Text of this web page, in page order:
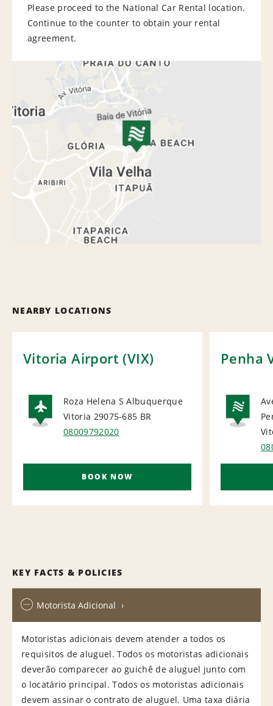
Please proceed to the National Car Rental location.
Continue to the counter to obtain your rental
agreement.
NEARBY LOCATIONS
Vitoria Airport (VIX)
AIRPORT
Roza Helena S Albuquerque
Vitoria 29075-685 BR
08009792020
BOOK NOW
Penha
KEY FACTS & POLICIES
Motorista Adicional
Motoristas adicionais devem atender a todos os
requisitos de aluguel. Todos os motoristas adicionais
deverão comparecer ao guichê de aluguel junto com
o locatário principal. Todos os motoristas adicionais
devem assinar o contrato de aluguel. Uma taxa diária